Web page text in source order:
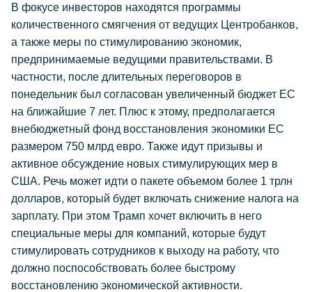
В фокусе инвесторов находятся программы
количественного смягчения от ведущих Центробанков,
а также меры по стимулированию экономик,
предпринимаемые ведущими правительствами. В
частности, после длительных переговоров в
понедельник был согласован увеличенный бюджет ЕС
на ближайшие 7 лет. Плюс к этому, предполагается
внебюджетный фонд восстановления экономики ЕC
размером 750 млрд евро. Также идут призывы и
активное обсуждение новых стимулирующих мер в
США. Речь может идти о пакете объемом более 1 трлн
долларов, который будет включать снижение налога на
зарплату. При этом Трамп хочет включить в него
специальные меры для компаний, которые будут
стимулировать сотрудников к выходу на работу, что
должно поспособствовать более быстрому
восстановлению экономической активности.